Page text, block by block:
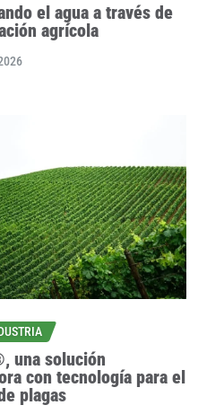
el agua a través de
agrícola
una solución
con tecnología para el
plagas